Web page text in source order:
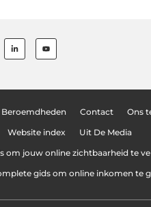
Beroemdheden Contact Ons
Website index Uit De Media
om jouw online zichtbaarheid te
gids om online inkomen te